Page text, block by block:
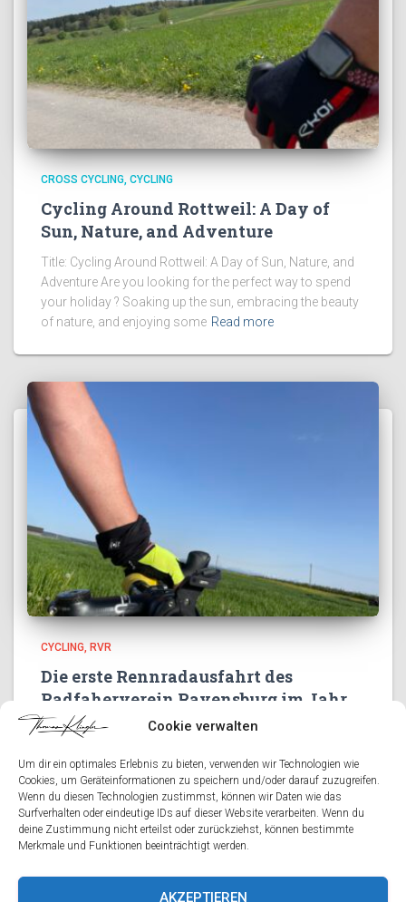
Cookie verwalten
Um dir ein optimales Erlebnis zu bieten, verwenden wir Technologien wie
Cookies, um Geräteinformationen zu speichern und/oder darauf zuzugreifen.
Wenn du diesen Technologien zustimmst, können wir Daten wie das
Surfverhalten oder eindeutige IDs auf dieser Website verarbeiten. Wenn du
deine Zustimmung nicht erteilst oder zurückziehst, können bestimmte
Merkmale und Funktionen beeinträchtigt werden.
AKZEPTIEREN
CROSS CYCLING CYCLING
Cycling Around Rottweil: A Day of
Sun, Nature, and Adventure
Title: Cycling Around Rottweil: A Day of Sun, Nature, and
Adventure Are you looking for the perfect way to spend
your holiday ? Soaking up the sun, embracing the beauty
of nature, and enjoying some Read more
CYCLING RVR
Die erste Rennradausfahrt des
Radfaherverein Ravensburg im Jahr
2024
offiziell die Rennrad-Saison. Mit einer spannenden
Ausfahrt durch die malerischen Straßen von Bavendorf,
Horgezell und Schmalleg. Die Strecke führte uns entlang
idyllischer Landschaften und herausfordernder Anstiege.
Die Tour begann Read more